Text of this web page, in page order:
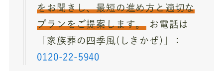
をお聞きし、最短の進め方と適切な
プランをご提案します。 お電話は
「家族葬の四季風(しきかぜ)」：
0120-22-5940